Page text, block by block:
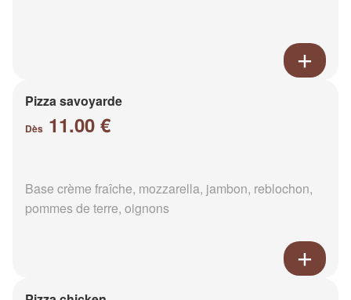
Pizza savoyarde
Dès 11.00 €
Base crème fraîche, mozzarella, jambon, reblochon,
pommes de terre, oignons